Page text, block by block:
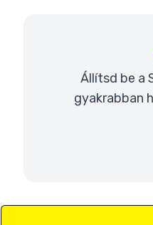
Állítsd be a
gyakrabban